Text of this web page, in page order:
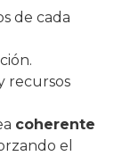
de cada
recursos
coherente
el